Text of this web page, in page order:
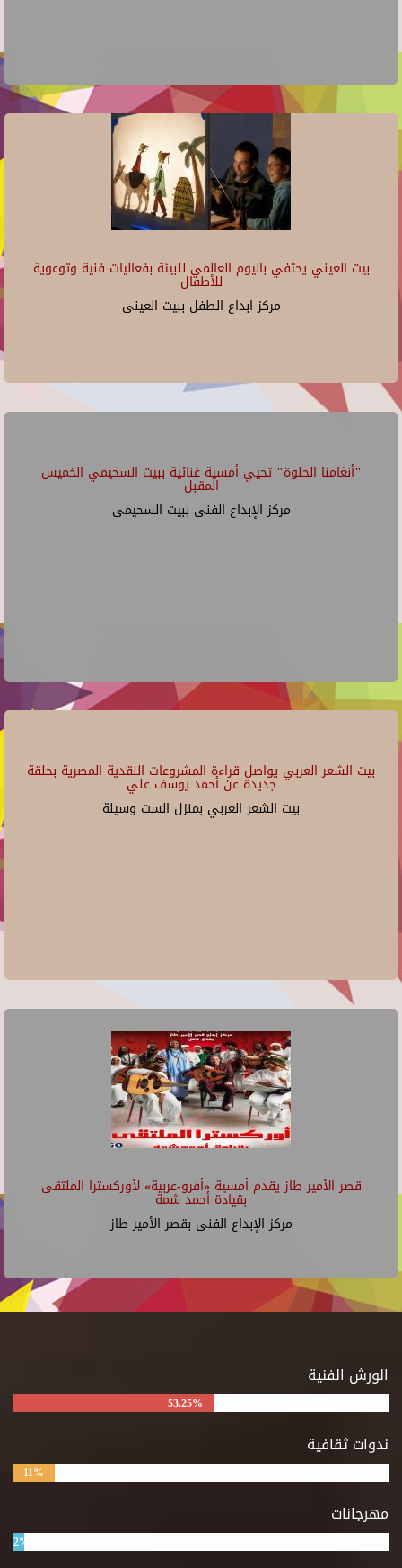
بيت العيني يحتفي باليوم العالمي للبيئة بفعاليات فنية وتوعوية
للأطفال
مركز ابداع الطفل ببيت العينى
"أنغامنا الحلوة" تحيي أمسية غنائية ببيت السحيمي الخميس
المقبل
مركز الإبداع الفنى ببيت السحيمى
بيت الشعر العربي يواصل قراءة المشروعات النقدية المصرية بحلقة
جديدة عن أحمد يوسف علي
بيت الشعر العربي بمنزل الست وسيلة
قصر الأمير طاز يقدم أمسية «أفرو-عربية» لأوركسترا الملتقى
بقيادة أحمد شمة
مركز الإبداع الفنى بقصر الأمير طاز
الورش الفنية
53.25%
ندوات ثقافية
11%
مهرجانات
2%